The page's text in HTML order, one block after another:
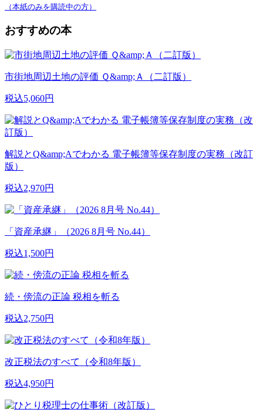
（本紙のみを購読中の方）
おすすめの本
市街地周辺土地の評価 Ｑ&amp;Ａ（二訂版）
税込5,060円
解説とQ&amp;Aでわかる 電子帳簿等保存制度の実務（改訂
版）
税込2,970円
「資産承継」（2026 8月号 No.44）
税込1,500円
続・傍流の正論 税相を斬る
税込2,750円
改正税法のすべて（令和8年版）
税込4,950円